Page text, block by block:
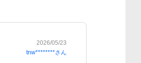
2026/05/23
tnw********さん